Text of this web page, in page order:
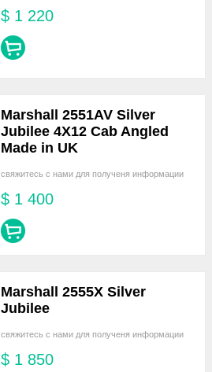
$ 1 220
Marshall 2551AV Silver
Jubilee 4X12 Cab Angled
Made in UK
свяжитесь с нами для полученя информации
$ 1 400
Marshall 2555X Silver
Jubilee
свяжитесь с нами для полученя информации
$ 1 850